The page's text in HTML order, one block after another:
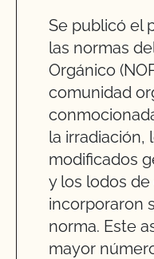
Se publicó el
las normas
Orgánico
comunidad
la irradiación,
modificados
y los lodos
incorporaron
norma. Este
mayor